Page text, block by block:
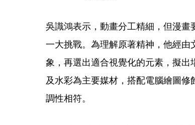
吳識鴻表示，動畫分工精細，但漫
一大挑戰。為理解原著精神，他經
象，再選出適合視覺化的元素，擬
及水彩為主要媒材，搭配電腦繪圖
調性相符。